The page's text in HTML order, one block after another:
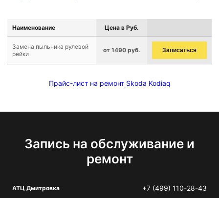
Наименование Цена в Руб.
Замена пыльника рулевой
рейки
от 1490 руб. Записаться
Прайс-лист на ремонт Skoda Kodiaq
Запись на обслуживание и
ремонт
АТЦ Дмитровка +7 (499) 110-28-43